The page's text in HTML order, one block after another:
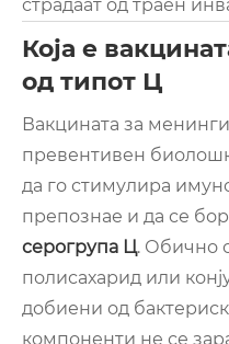
страдаат од траен
Која е
од типот Ц
Вакцината за
превентивен
да го стимулира
препознае и да се
серогрупа Ц. Обично
полисахарид или
добиени од
компоненти не се